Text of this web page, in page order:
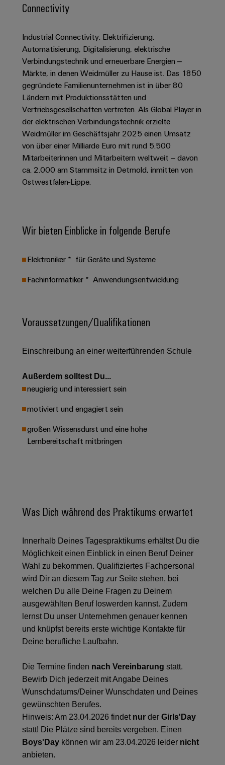
erlebbar
Datencenter
Lösungen
und
Produkte
für
Rechenzentren
–
effizient,
zuverlässig,
skalierbar
Energiespeicher
Lösungen
Produkte
für
und
verteilung
und
Energienetze
Lösungen
spezifischen
Anforderungen
der
Gerätehersteller
Energieerzeugung
bewährte
Energieerzeugung
Maschinenbau
Lösungen
für
verschiedene
Segmente
der
Maschinen
und
Fabrikautomation
Öl
&
Gas
Sicherer
Betrieb
vernetzten
Lösungen
für
Anschlusstechnologie
DC-
Microgrids
u-
OS
Edge
Computing
Industrial
5G
Single
Pair
Schaltschrank-
Feldebene
Feldverdrahtung
Building
Metering
Weidmüller
Configurator
Workplace
Solutions
Dezentrale
Energiemanagement-
Lösungen
IIoT
&
Automation
Software
Industrial
Industrial
Automation
Industrial
IoT
Industrial
Security
Leiterplattenklemmen
und
-
komponenten
Kabeleinführungssysteme
und
-
komponenten
Anschlussleitungen,
Patchkabel
und
Systemverkabelung
&
Elektronik
Koppelrelais
Halbleiterrelais
und
Messumformer
Stromversorgungen
Überspannungsschutz
PV
Generatoranschlusskasten
Feldbusverteiler
Automatisierung
&
Software
I/O-
Systeme
Industrial
Ethernet
Touch-
Panels
Delivery
Service
Beratung
und
digitale
Planung
easyConnect
-
Ihre
Industrial
Connectivity
Digitales
Engineering
Connector
Akkreditiertes
Labor
Support
Daten
Technische
Produktkataloge
Reparatur
und
Ersatzteile
Trainings
Webinare
PSIRT
Digitale
Bestellmöglichkeiten
eShop
Vertrieb uns
Promotionfahrzeug
Distribution
Info
für
unsere
Partner
Vertrieb
Großhandelssuche
Messen
Newsletter
Webshop
Preisliste
Unternehmen
Weidmüller
Zahlen
und
Fakten
Unser
Vorstand
Nachhaltigkeit
Weidmüller
Academy
People
&
Orange
Mag
Management
und
Zertifikate
Presse
Partner
IIoT
and
Automation
Partner
Netzwerk
IIoT
Automation
Solution
Partner
finden
Solution
Partner
-
Karriere
Stellen
Berufserfahrene
Für
Studierende
Werkstudententätigkeiten
Praktika
Abschlussarbeiten
Neuanfang
für
Stellen
Studierende
und
Ausbildung
Duales
Studium
Schülerpraktika
Erfolgreiche
Studienplätze
Veranstaltungen
Aktuelle
Termine
Workshops
für
Schulklassen
Stellenbörse
Connectivity
Industrial Connectivity: Elektrifizierung,
Automatisierung, Digitalisierung, elektrische
Verbindungstechnik und erneuerbare Energien –
Märkte, in denen Weidmüller zu Hause ist. Das 1850
gegründete Familienunternehmen ist in über 80
Ländern mit Produktionsstätten und
Vertriebsgesellschaften vertreten. Als Global Player in
der elektrischen Verbindungstechnik erzielte
Weidmüller im Geschäftsjahr 2025 einen Umsatz
von über einer Milliarde Euro mit rund 5.500
Mitarbeiterinnen und Mitarbeitern weltweit – davon
ca. 2.000 am Stammsitz in Detmold, inmitten von
Ostwestfalen-Lippe.
Wir bieten Einblicke in folgende Berufe
Elektroniker * für Geräte und Systeme
Fachinformatiker * Anwendungsentwicklung
Voraussetzungen/Qualifikationen
Einschreibung an einer weiterführenden Schule
Außerdem solltest Du...
neugierig und interessiert sein
motiviert und engagiert sein
großen Wissensdurst und eine hohe
Lernbereitschaft mitbringen
Was Dich während des Praktikums erwartet
Innerhalb Deines Tagespraktikums erhältst Du die
Möglichkeit einen Einblick in einen Beruf Deiner
Wahl zu bekommen. Qualifiziertes Fachpersonal
wird Dir an diesem Tag zur Seite stehen, bei
welchen Du alle Deine Fragen zu Deinem
ausgewählten Beruf loswerden kannst. Zudem
lernst Du unser Unternehmen genauer kennen
und knüpfst bereits erste wichtige Kontakte für
Deine berufliche Laufbahn.
Die Termine finden nach Vereinbarung statt.
Bewirb Dich jederzeit mit Angabe Deines
Wunschdatums/Deiner Wunschdaten und Deines
gewünschten Berufes.
Hinweis: Am 23.04.2026 findet nur derGirls'Day
statt! Die Plätze sind bereits vergeben. Einen
Boys'Day können wir am 23.04.2026 leider nicht
anbieten.